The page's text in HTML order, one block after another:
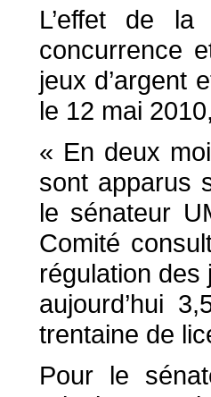
L’effet de
concurrence
jeux d’argent
le 12 mai
« En deux
sont apparus
le sénateur
Comité
régulation des
aujourd’hui
trentaine de
Pour le